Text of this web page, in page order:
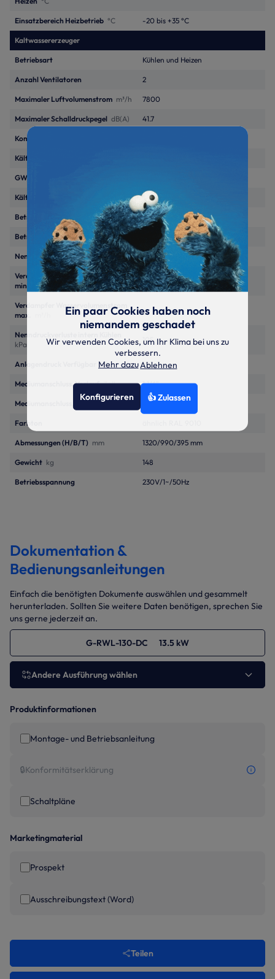
Einsatzbereich Heizbetrieb °C -20 bis +35 °C
Kaltwassererzeuger
Betriebsart Kühlen und Heizen
Anzahl Ventilatoren 2
Maximaler Luftvolumenstrom m³/h 7800
Maximaler Schalldruckpegel dB(A) 41.7
Kompressoranzahl und Typ
Kältemittel
GWP
Kältemittel, Grundmenge 3.2
Betriebsmedium Wasser/Glykol
Betriebsdruck max kPa
Nennvolumenstrom Medium m³/h 2.8
Verdampfer Wasservolumenstrom
min.
m³/h
–
Verdampfer Wasservolumenstrom
max.
–
Nenndruckverluste intern Kühlen
kPa
105
Anlagendruck Verfügbar kPa 101
Mediumanschluss, Vorlauf Zoll 1 1/4"
Mediumanschluss, Rücklauf Zoll 1 1/4"
Farbton
Abmessungen (H/B/T) mm 1320/990/395 mm
Gewicht kg 148
Betriebsspannung 230V/1~/50Hz
Dokumentation &
Bedienungsanleitungen
Einfach die benötigten Dokumente auswählen und gesammelt
herunterladen. Sollten Sie weitere Daten benötigen, sprechen Sie
uns gerne jederzeit an.
G-RWL-130-DC 13.5 kW
Andere Ausführung wählen
Produktinformationen
Montage- und Betriebsanleitung
🔒Konformitätserklärung
Schaltpläne
Marketingmaterial
Prospekt
Ausschreibungstext (Word)
Teilen
Ein paar Cookies haben noch
niemandem geschadet
Wir verwenden Cookies, um Ihr Klima bei uns zu
verbessern.
Mehr dazuAblehnen
Konfigurieren 👍 Zulassen